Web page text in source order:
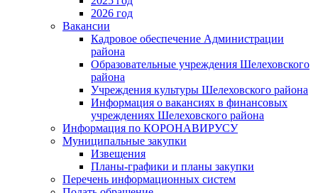
2026 год
Вакансии
Кадровое обеспечение Администрации
района
Образовательные учреждения Шелеховского
района
Учреждения культуры Шелеховского района
Информация о вакансиях в финансовых
учреждениях Шелеховского района
Информация по КОРОНАВИРУСУ
Муниципальные закупки
Извещения
Планы-графики и планы закупки
Перечень информационных систем